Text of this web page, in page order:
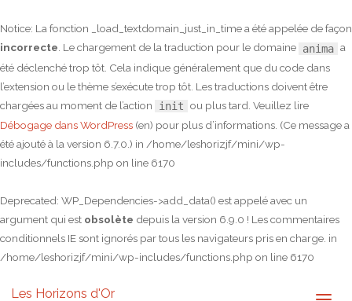
Notice: La fonction _load_textdomain_just_in_time a été appelée de façon
incorrecte . Le chargement de la traduction pour le domaine anima a
été déclenché trop tôt. Cela indique généralement que du code dans
l’extension ou le thème s’exécute trop tôt. Les traductions doivent être
chargées au moment de l’action
init ou plus tard. Veuillez lire
Débogage dans WordPress (en) pour plus d’informations. (Ce message a
été ajouté à la version 6.7.0.) in /home/leshorizjf/mini/wp-
includes/functions.php on line 6170
Deprecated: WP_Dependencies->add_data() est appelé avec un
argument qui est obsolète depuis la version 6.9.0 ! Les commentaires
conditionnels IE sont ignorés par tous les navigateurs pris en charge. in
/home/leshorizjf/mini/wp-includes/functions.php on line 6170
Les Horizons d'Or